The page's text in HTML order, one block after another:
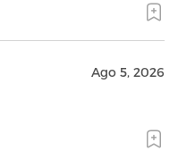
Ago 5, 2026